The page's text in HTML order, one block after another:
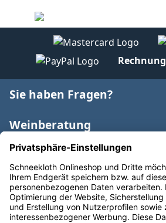
Rechnung
Sie haben Fragen?
Weinberatung
Informationen
Weinkategorien
Internationaler Wein